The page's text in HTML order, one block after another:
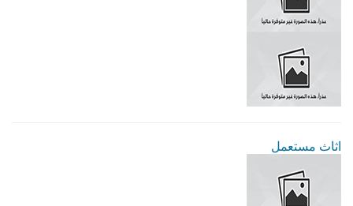
اثاث مستعمل